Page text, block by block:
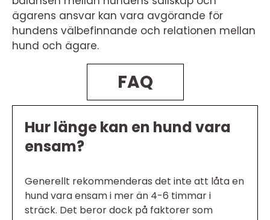
ägarens ansvar kan vara avgörande för
hundens välbefinnande och relationen mellan
hund och ägare.
FAQ
Hur länge kan en hund vara
ensam?
Generellt rekommenderas det inte att låta en
hund vara ensam i mer än 4-6 timmar i
sträck. Det beror dock på faktorer som